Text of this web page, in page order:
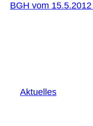
BGH vom
Aktuelles